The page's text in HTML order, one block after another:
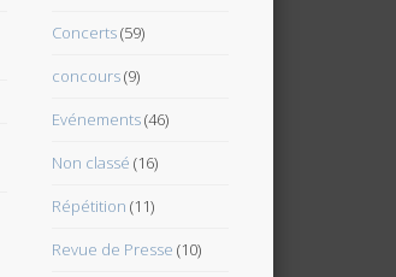
Concerts(59)
concours(9)
Evénements(46)
Non classé (16)
Répétition (11)
Revue de Presse (10)